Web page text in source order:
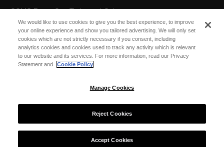
AUSTRALIA/OCEANIA
COMO The Treasury, Perth
We would like to use cookies to give you the best experience, to improve
your online experience and show you tailored advertising. We will only set
cookies which are not strictly necessary if you consent, including
analytics cookies and cookies used to track any activity which is relevant
to our website and its services. For more information, read our Privacy
Statement and
Cookie Policy
Manage Cookies
Reject Cookies
Accept Cookies